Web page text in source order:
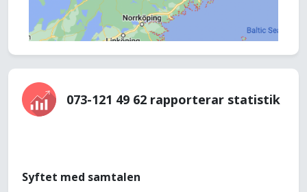
073-121 49 62 rapporterar statistik
Syftet med samtalen